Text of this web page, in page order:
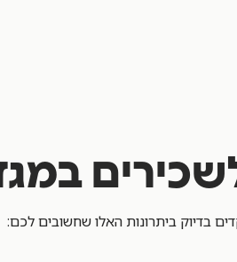
בדיוק ביתרונות האלו שחשובים לכם: